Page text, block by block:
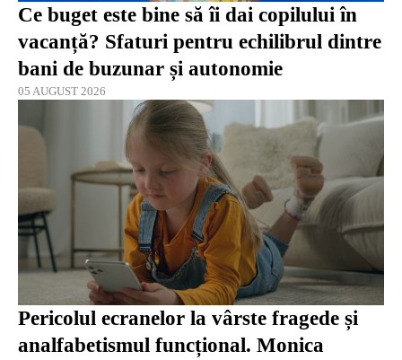
Ce buget este bine să îi dai copilului în
vacanță? Sfaturi pentru echilibrul dintre
bani de buzunar și autonomie
05 AUGUST 2026
Pericolul ecranelor la vârste fragede și
analfabetismul funcțional. Monica